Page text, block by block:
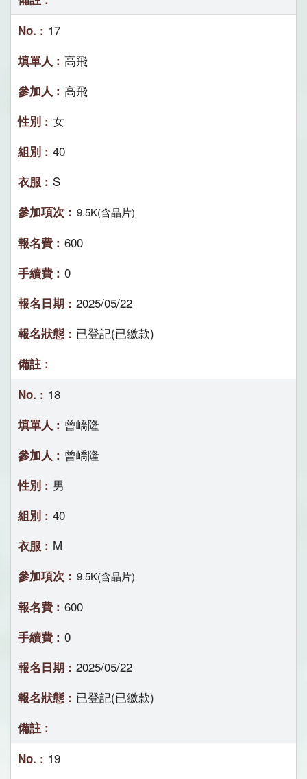
17
高飛
高飛
女
40
S
9.5K(含晶片)
600
0
2025/05/22
已登記(已繳款)
18
曾嶠隆
曾嶠隆
男
40
M
9.5K(含晶片)
600
0
2025/05/22
已登記(已繳款)
19